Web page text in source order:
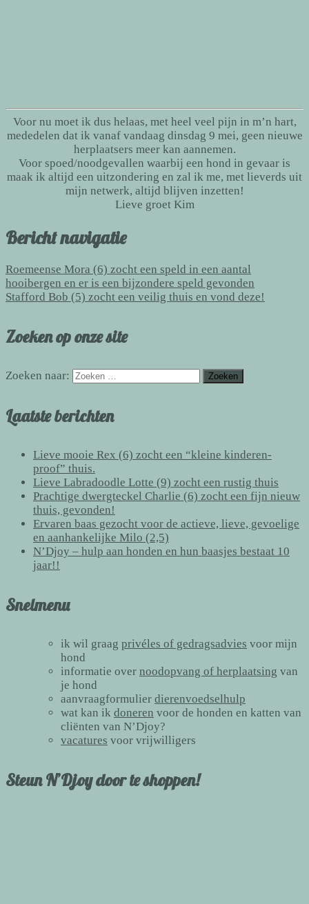
Voor nu moet ik dus helaas, met heel veel pijn in m’n hart,
mededelen dat ik vanaf vandaag dinsdag 9 mei, geen nieuwe
herplaatsers meer kan aannemen.
Voor spoed/noodgevallen waarbij een hond in gevaar is
maak ik altijd een uitzondering en zal ik me, met lieverds uit
mijn netwerk, altijd blijven inzetten!
Lieve groet Kim
Bericht navigatie
Roemeense Mora (6) zocht een speld in een aantal
hooibergen en er is een bijzondere speld gevonden
Stafford Bob (5) zocht een veilig thuis en vond deze!
Zoeken op onze site
Zoeken naar:
Laatste berichten
Lieve mooie Rex (6) zocht een “kleine kinderen-
proof” thuis.
Lieve Labradoodle Lotte (9) zocht een rustig thuis
Prachtige dwergteckel Charlie (6) zocht een fijn nieuw
thuis, gevonden!
Ervaren baas gezocht voor de actieve, lieve, gevoelige
en aanhankelijke Milo (2,5)
N’Djoy – hulp aan honden en hun baasjes bestaat 10
jaar!!
Snelmenu
ik wil graag privéles of gedragsadvies voor mijn
hond
informatie over noodopvang of herplaatsing van
je hond
aanvraagformulier dierenvoedselhulp
wat kan ik doneren voor de honden en katten van
cliënten van N’Djoy?
vacatures voor vrijwilligers
Steun N’Djoy door te shoppen!